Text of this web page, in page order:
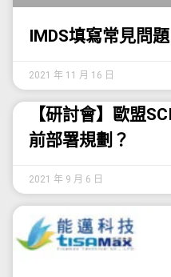
IMDS填寫常見問題
2021 年 11 月 16 日
【研討會】歐盟
前部署規劃？
2021 年 9 月 6 日